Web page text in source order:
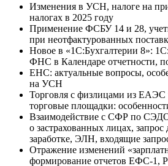
Изменения в УСН, налоге на
налогах в 2025 году
Применение ФСБУ 14 и 28,
при неотфактурованных
Новое в «1С:Бухгалтерии 8»:
ФНС в Календаре отчетности,
ЕНС: актуальные вопросы,
на УСН
Торговля с физлицами из ЕАЭС
торговые площадки:
Взаимодействие с СФР по
о застрахованных лицах,
заработке, ЭЛН, входящие
Отражение изменений
формирование отчетов ЕФС-1,